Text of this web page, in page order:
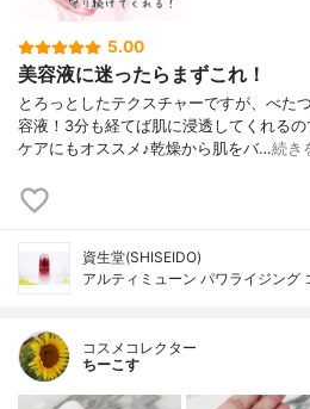
5.00
美容液に迷ったらまずこれ！
とろっとしたテクスチャーですが、べた
容液！3分も経てば肌に浸透してくれる
ケアにもオススメ♪乾燥から肌をバ…続き
資生堂(SHISEIDO)
アルティミューン パワライジング
コスメコレクター
ちーこす